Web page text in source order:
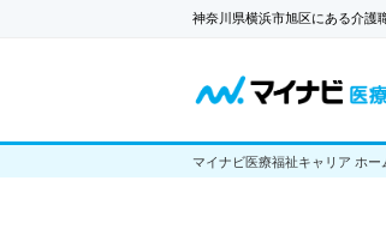
神奈川県横浜市旭区にある介護
マイナビ医療福祉キャリア ホー